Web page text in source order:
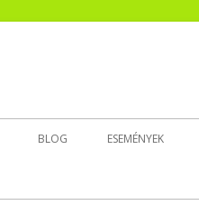
BLOG ESEMÉNYEK